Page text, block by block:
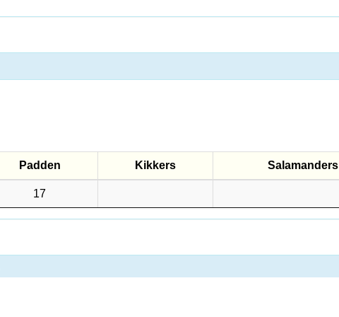
Padden Kikkers
Salamanders
Padden
17